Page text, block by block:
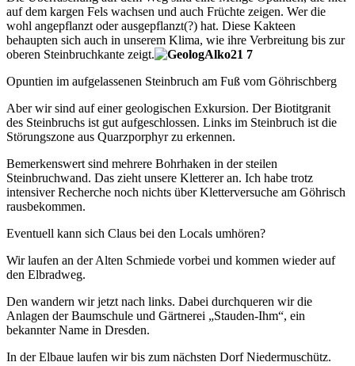
auf dem kargen Fels wachsen und auch Früchte zeigen. Wer die
wohl angepflanzt oder ausgepflanzt(?) hat. Diese Kakteen
behaupten sich auch in unserem Klima, wie ihre Verbreitung bis zur
oberen Steinbruchkante zeigt.
Opuntien im aufgelassenen Steinbruch am Fuß vom Göhrischberg
Aber wir sind auf einer geologischen Exkursion. Der Biotitgranit
des Steinbruchs ist gut aufgeschlossen. Links im Steinbruch ist die
Störungszone aus Quarzporphyr zu erkennen.
Bemerkenswert sind mehrere Bohrhaken in der steilen
Steinbruchwand. Das zieht unsere Kletterer an. Ich habe trotz
intensiver Recherche noch nichts über Kletterversuche am Göhrisch
rausbekommen.
Eventuell kann sich Claus bei den Locals umhören?
Wir laufen an der Alten Schmiede vorbei und kommen wieder auf
den Elbradweg.
Den wandern wir jetzt nach links. Dabei durchqueren wir die
Anlagen der Baumschule und Gärtnerei „Stauden-Ihm“, ein
bekannter Name in Dresden.
In der Elbaue laufen wir bis zum nächsten Dorf Niedermuschütz.